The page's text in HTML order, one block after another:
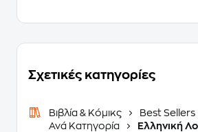
Σχετικές κατηγορίες
Βιβλία & Κόμικς
Best Sellers
Ανά Κατηγορία
Ελληνική